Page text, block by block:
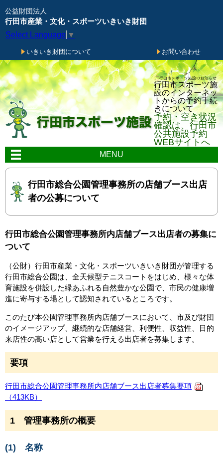
公益財団法人
行田市産業・文化・スポーツいきいき財団
Select Language ▼
いきいき財団について お問い合わせ
行田市スポーツ施
設のインターネッ
トからの予約手続
きについて
予約・空き状況
確認は、行田市
公共施設予約
WEBサイトへ
MENU
行田市総合公園管理事務所の店舗ブース出店
者の公募について
行田市総合公園管理事務所内店舗ブース出店者の募集に
ついて
（公財）行田市産業・文化・スポーツいきいき財団が管理する
行田市総合公園は、全天候型テニスコートをはじめ、様々な体
育施設を併設した緑あふれる自然豊かな公園で、市民の健康増
進に寄与する場として認知されているところです。
このたび本公園管理事務所内店舗ブースにおいて、市及び財団
のイメージアップ、継続的な店舗経営、利便性、収益性、目的
来店性の高い店として営業を行える出店者を募集します。
要項
行田市総合公園管理事務所内店舗ブース出店者募集要項
（413KB）
1 管理事務所の概要
(1) 名称